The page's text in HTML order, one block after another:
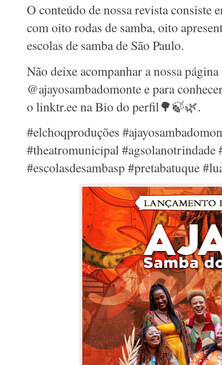
O conteúdo de nossa revista consiste
com oito rodas de samba, oito
escolas de samba de São Paulo.
Não deixe acompanhar a nossa
@ajayosambadomonte e para
o linktr.ee na Bio do perfil🌳🍃🌿.
#elchoqproduções
#theatromunicipal #agsolanotrindade
#escolasdesambasp #pretabatuque